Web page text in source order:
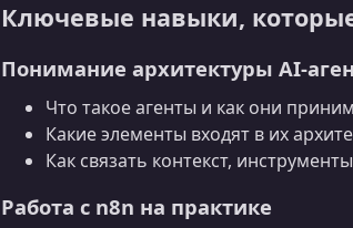
Ключевые навыки,
Понимание архитектуры AI-
Что такое агенты и как они
Какие элементы входят в их
Как связать контекст,
Работа с n8n на практике